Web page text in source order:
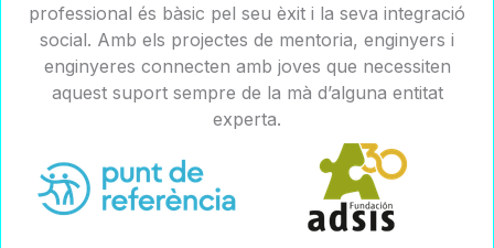
professional és bàsic pel seu èxit i la seva integració
social. Amb els projectes de mentoria, enginyers i
enginyeres connecten amb joves que necessiten
aquest suport sempre de la mà d’alguna entitat
experta.